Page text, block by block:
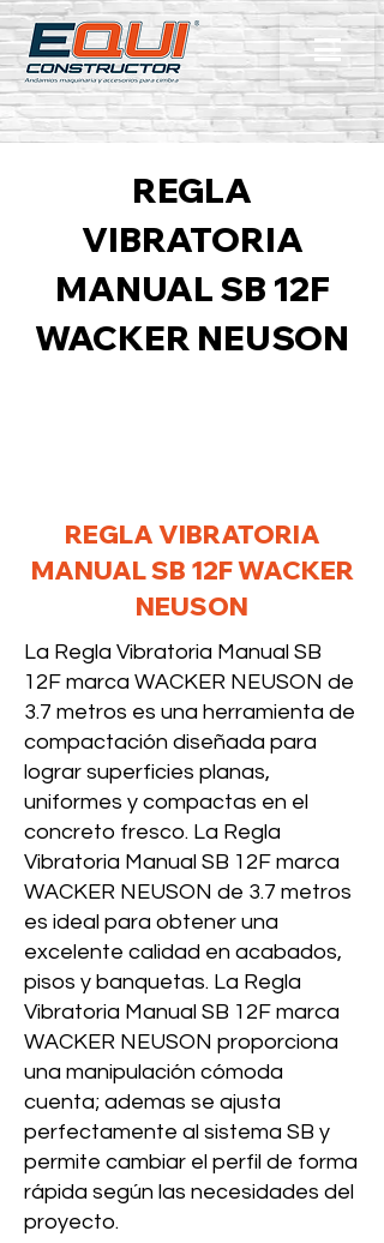
REGLA
VIBRATORIA
MANUAL SB 12F
WACKER NEUSON
REGLA VIBRATORIA
MANUAL SB 12F WACKER
NEUSON
La Regla Vibratoria Manual SB
12F marca WACKER NEUSON de
3.7 metros es una herramienta de
compactación diseñada para
lograr superficies planas,
uniformes y compactas en el
concreto fresco. La Regla
Vibratoria Manual SB 12F marca
WACKER NEUSON de 3.7 metros
es ideal para obtener una
excelente calidad en acabados,
pisos y banquetas. La Regla
Vibratoria Manual SB 12F marca
WACKER NEUSON proporciona
una manipulación cómoda
cuenta; ademas se ajusta
perfectamente al sistema SB y
permite cambiar el perfil de forma
rápida según las necesidades del
proyecto.